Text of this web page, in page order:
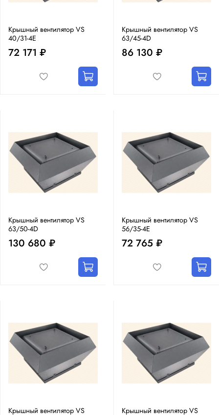
Крышный вентилятор VS
40/31-4E
72 171 ₽
Крышный вентилятор VS
63/45-4D
86 130 ₽
Крышный вентилятор VS
63/50-4D
130 680 ₽
Крышный вентилятор VS
56/35-4E
72 765 ₽
Крышный вентилятор VS
Крышный вентилятор VS